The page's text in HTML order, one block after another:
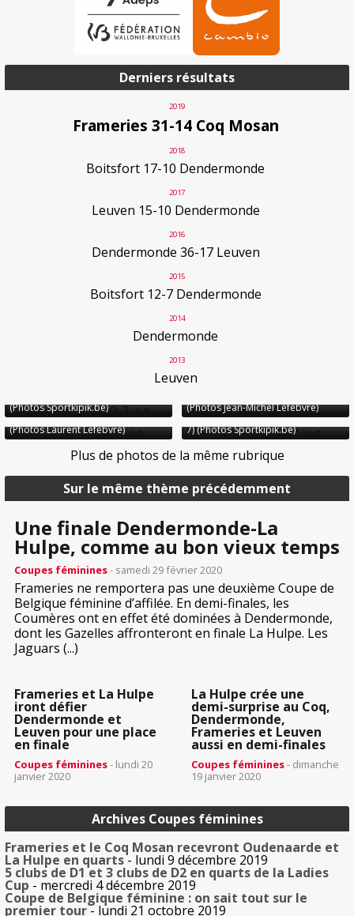
Sur le même thème précédemment
Une finale Dendermonde-La
Hulpe, comme au bon vieux temps
Coupes féminines- samedi 29 février 2020
Frameries ne remportera pas une deuxième Coupe de
Belgique féminine d’affilée. En demi-finales, les
Coumères ont en effet été dominées à Dendermonde,
dont les Gazelles affronteront en finale La Hulpe. Les
Jaguars (...)
Frameries et La Hulpe
iront défier
Dendermonde et
Leuven pour une place
en finale
Coupes féminines- lundi 20
janvier 2020
La Hulpe crée une
demi-surprise au Coq,
Dendermonde,
Frameries et Leuven
aussi en demi-finales
Coupes féminines- dimanche
19 janvier 2020
Archives Coupes féminines
Frameries et le Coq Mosan recevront Oudenaarde et
La Hulpe en quarts- lundi 9 décembre 2019
5 clubs de D1 et 3 clubs de D2 en quarts de la Ladies
Cup - mercredi 4 décembre 2019
Coupe de Belgique féminine : on sait tout sur le
premier tour- lundi 21 octobre 2019
Derniers résultats
2019
Frameries 31-14 Coq Mosan
2018
Boitsfort 17-10 Dendermonde
2017
Leuven 15-10 Dendermonde
2016
Dendermonde 36-17 Leuven
2015
Boitsfort 12-7 Dendermonde
2014
Dendermonde
2013
Leuven
IMG/jpg/xdsc_0100-3.jpg
(Photos Sportkipik.be) IMG/jpg/dsc_3866-4.jpg
(Photos Jean-Michel Lefebvre)
IMG/jpg/dsc_9528-5.jpg
29 févrierLadies Cup - 1/2 :
Leuven - La Hulpe 15-22 (15-29)
(Photos Laurent Lefebvre) IMG/jpg/dsc_8691-4.jpg
18 janvierLadies Cup - 1/4 :
Frameries - Oudenaarde 80-0 (80-
7) (Photos Sportkipik.be)
Plus de photos de la même rubrique